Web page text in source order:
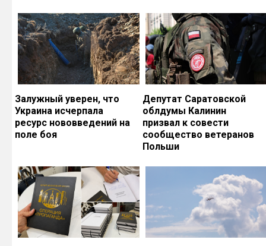
Залужный уверен, что
Украина исчерпала
ресурс нововведений на
поле боя
Депутат Саратовской
облдумы Калинин
призвал к совести
сообщество ветеранов
Польши